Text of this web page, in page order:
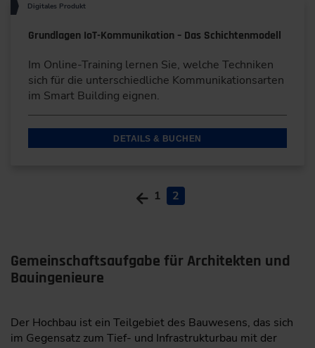
Digitales Produkt
Grundlagen IoT-Kommunikation – Das Schichtenmodell
Im Online-Training lernen Sie, welche Techniken
sich für die unterschiedliche Kommunikationsarten
im Smart Building eignen.
DETAILS & BUCHEN
1 2
Gemeinschaftsaufgabe für Architekten und
Bauingenieure
Der Hochbau ist ein Teilgebiet des Bauwesens, das sich
im Gegensatz zum Tief- und Infrastrukturbau mit der